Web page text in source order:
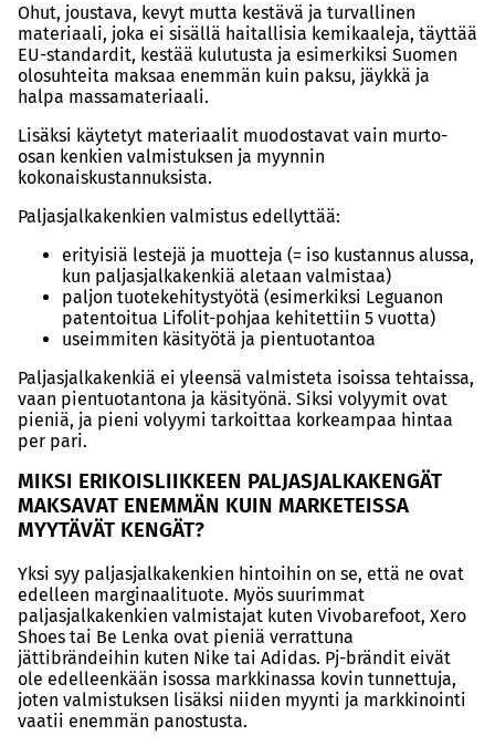
Ohut, joustava, kevyt mutta kestävä ja turvallinen
materiaali, joka ei sisällä haitallisia kemikaaleja, täyttää
EU-standardit, kestää kulutusta ja esimerkiksi Suomen
olosuhteita maksaa enemmän kuin paksu, jäykkä ja
halpa massamateriaali.
Lisäksi käytetyt materiaalit muodostavat vain murto-
osan kenkien valmistuksen ja myynnin
kokonaiskustannuksista.
Paljasjalkakenkien valmistus edellyttää:
erityisiä lestejä ja muotteja (= iso kustannus alussa,
kun paljasjalkakenkiä aletaan valmistaa)
paljon tuotekehitystyötä (esimerkiksi Leguanon
patentoitua Lifolit-pohjaa kehitettiin 5 vuotta)
useimmiten käsityötä ja pientuotantoa
Paljasjalkakenkiä ei yleensä valmisteta isoissa tehtaissa,
vaan pientuotantona ja käsityönä. Siksi volyymit ovat
pieniä, ja pieni volyymi tarkoittaa korkeampaa hintaa
per pari.
MIKSI ERIKOISLIIKKEEN PALJASJALKAKENGÄT
MAKSAVAT ENEMMÄN KUIN MARKETEISSA
MYYTÄVÄT KENGÄT?
Yksi syy paljasjalkakenkien hintoihin on se, että ne ovat
edelleen marginaalituote. Myös suurimmat
paljasjalkakenkien valmistajat kuten Vivobarefoot, Xero
Shoes tai Be Lenka ovat pieniä verrattuna
jättibrändeihin kuten Nike tai Adidas. Pj-brändit eivät
ole edelleenkään isossa markkinassa kovin tunnettuja,
joten valmistuksen lisäksi niiden myynti ja markkinointi
vaatii enemmän panostusta.